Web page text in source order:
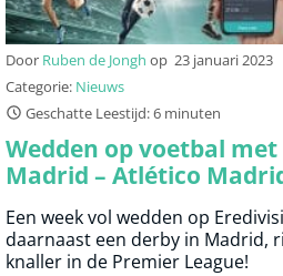
Door Ruben de Jongh op 23 januari 2023
Categorie: Nieuws
Geschatte Leestijd: 6 minuten
Wedden op voetbal met
Madrid – Atlético
City – Arsenal
Een week vol wedden op
daarnaast een derby in Madrid,
knaller in de Premier League!